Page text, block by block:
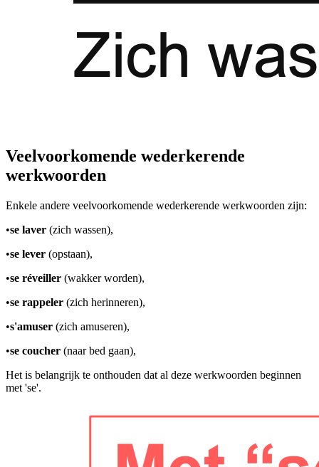
Veelvoorkomende wederkerende
werkwoorden
Enkele andere veelvoorkomende wederkerende werkwoorden zijn:
•se laver (zich wassen),
•se lever (opstaan),
•se réveiller (wakker worden),
•se rappeler (zich herinneren),
•s'amuser (zich amuseren),
•se coucher (naar bed gaan),
Het is belangrijk te onthouden dat al deze werkwoorden beginnen
met 'se'.